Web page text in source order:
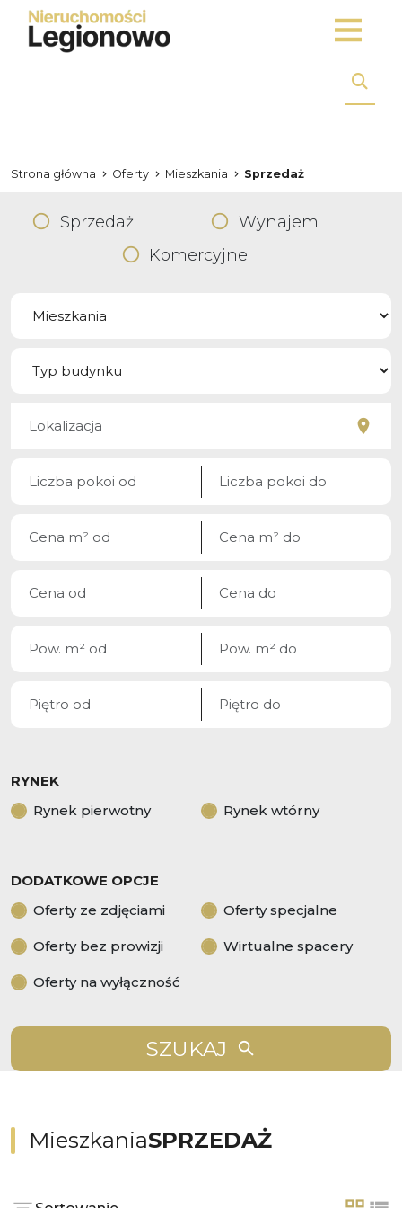
Strona główna Oferty Mieszkania Sprzedaż
Sprzedaż
Wynajem
Komercyjne
RYNEK
Rynek pierwotny
Rynek wtórny
DODATKOWE OPCJE
Oferty ze zdjęciami
Oferty specjalne
Oferty bez prowizji Wirtualne spacery
Oferty na wyłączność
SZUKAJ
MieszkaniaSPRZEDAŻ